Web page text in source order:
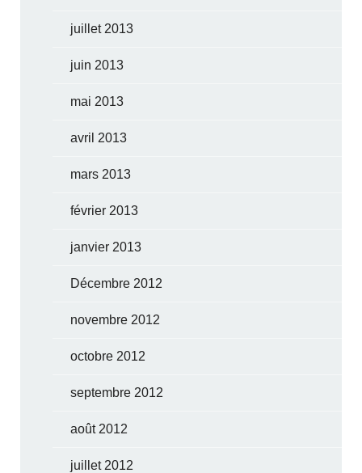
juillet 2013
juin 2013
mai 2013
avril 2013
mars 2013
février 2013
janvier 2013
Décembre 2012
novembre 2012
octobre 2012
septembre 2012
août 2012
juillet 2012